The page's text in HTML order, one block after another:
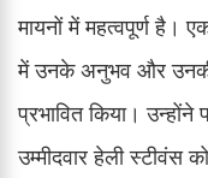
मायनों में महत्वपूर्ण है।
में उनके अनुभव और उनकी
प्रभावित किया। उन्होंने
उम्मीदवार हेली स्टीवंस